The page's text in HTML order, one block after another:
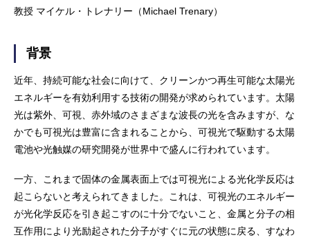
教授 マイケル・トレナリー（Michael Trenary）
背景
近年、持続可能な社会に向けて、クリーンかつ再生可能な太陽光
エネルギーを有効利用する技術の開発が求められています。太陽
光は紫外、可視、赤外域のさまざまな波長の光を含みますが、な
かでも可視光は豊富に含まれることから、可視光で駆動する太陽
電池や光触媒の研究開発が世界中で盛んに行われています。
一方、これまで固体の金属表面上では可視光による光化学反応は
起こらないと考えられてきました。これは、可視光のエネルギー
が光化学反応を引き起こすのに十分でないこと、金属と分子の相
互作用により光励起された分子がすぐに元の状態に戻る、すなわ